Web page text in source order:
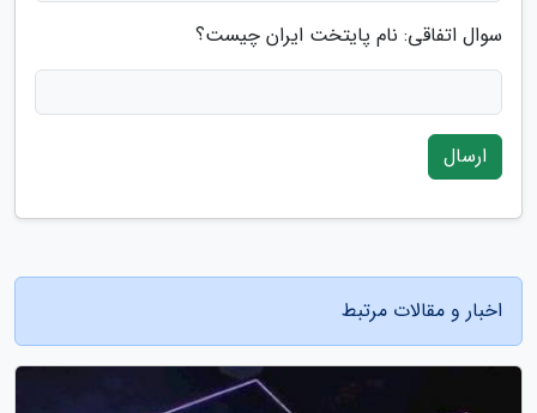
سوال اتفاقی: نام پایتخت ایران چیست؟
ارسال
اخبار و مقالات مرتبط